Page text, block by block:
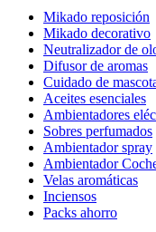
Mikado reposición
Mikado decorativo
Neutralizador de
Difusor de aromas
Cuidado de
Aceites esenciales
Ambientadores
Sobres perfumados
Ambientador spray
Ambientador
Velas aromáticas
Inciensos
Packs ahorro